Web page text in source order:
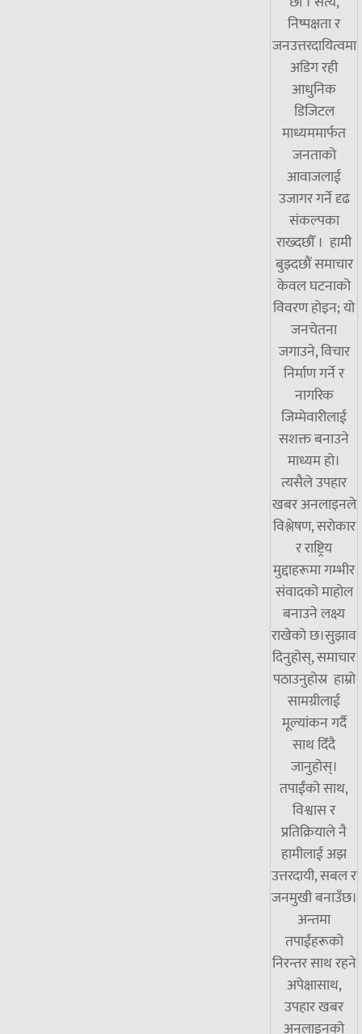
निष्पक्षता र
जनउत्तरदायित्वमा
अडिग रही
आधुनिक
डिजिटल
माध्यममार्फत
जनताको
आवाजलाई
उजागर गर्ने दृढ
संकल्पका
राख्दछौँ । हामी
बुझ्दछौं समाचार
केवल घटनाको
विवरण होइन; यो
जनचेतना
जगाउने, विचार
निर्माण गर्ने र
नागरिक
जिम्मेवारीलाई
सशक्त बनाउने
माध्यम हो।
त्यसैले उपहार
खबर अनलाइनले
विश्लेषण, सरोकार
र राष्ट्रिय
मुद्दाहरूमा गम्भीर
संवादको माहोल
बनाउने लक्ष्य
राखेको छ।सुझाव
दिनुहोस्, समाचार
पठाउनुहोस्र हाम्रो
सामग्रीलाई
मूल्यांकन गर्दै
साथ दिँदै
जानुहोस्।
तपाईंको साथ,
विश्वास र
प्रतिक्रियाले नै
हामीलाई अझ
उत्तरदायी, सबल र
जनमुखी बनाउँछ।
अन्तमा
तपाईंहरूको
निरन्तर साथ रहने
अपेक्षासाथ,
उपहार खबर